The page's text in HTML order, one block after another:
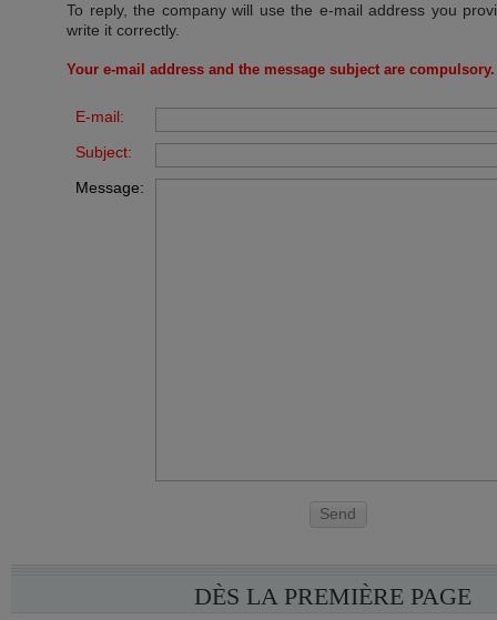
To reply, the company will use the e-mail address you
write it correctly.
Your e-mail address and the message subject are compulsory.
E-mail:
Subject:
Message:
Send
DÈS LA PREMIÈRE PAGE